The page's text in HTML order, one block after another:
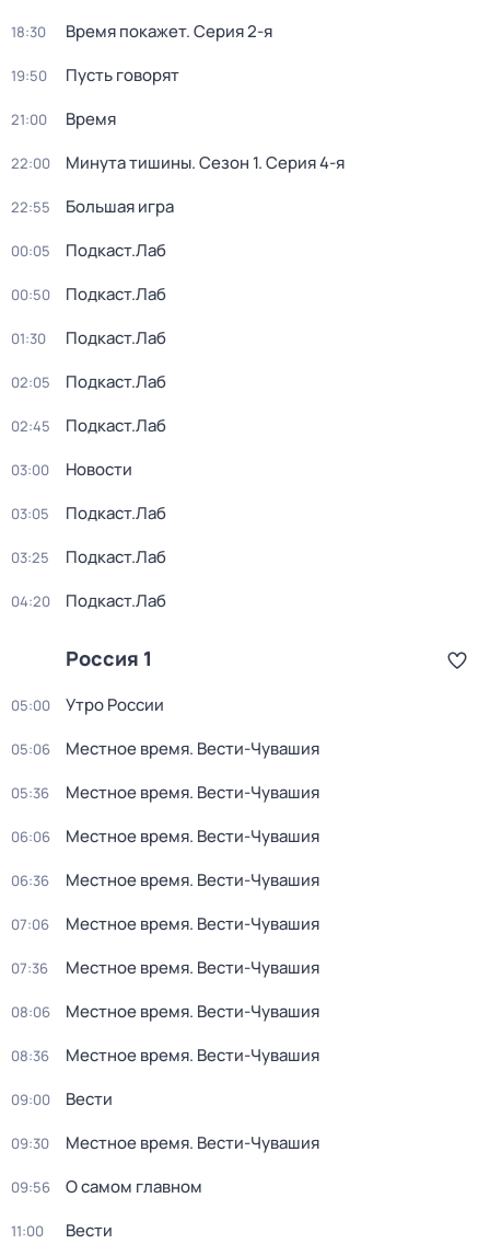
18:30 Время покажет. Серия 2-я
19:50 Пусть говорят
21:00 Время
22:00 Минута тишины. Сезон 1. Серия 4-я
22:55 Большая игра
00:05 Подкаст.Лаб
00:50 Подкаст.Лаб
01:30 Подкаст.Лаб
02:05 Подкаст.Лаб
02:45 Подкаст.Лаб
03:00 Новости
03:05 Подкаст.Лаб
03:25 Подкаст.Лаб
04:20 Подкаст.Лаб
Россия 1
05:00 Утро России
05:06 Местное время. Вести-Чувашия
05:36 Местное время. Вести-Чувашия
06:06 Местное время. Вести-Чувашия
06:36 Местное время. Вести-Чувашия
07:06 Местное время. Вести-Чувашия
07:36 Местное время. Вести-Чувашия
08:06 Местное время. Вести-Чувашия
08:36 Местное время. Вести-Чувашия
09:00 Вести
09:30 Местное время. Вести-Чувашия
09:56 О самом главном
11:00 Вести